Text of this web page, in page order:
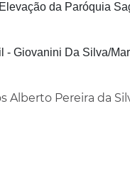
da Paróquia
- Giovanini Da Silva/
Alberto Pereira da